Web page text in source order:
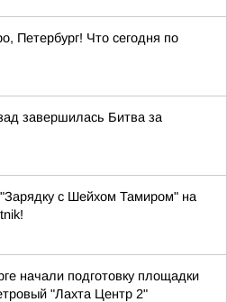
Петербург! Что сегодня по
завершилась Битва за
с Шейхом Тамиром" на
начали подготовку площадки
"Лахта Центр 2"